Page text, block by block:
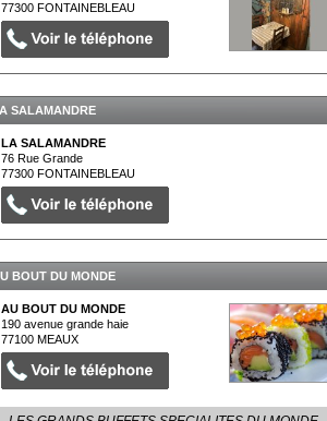
77300FONTAINEBLEAU
SALAMANDRE
LA SALAMANDRE
76 Rue Grande
77300FONTAINEBLEAU
BOUT DU MONDE
AU BOUT DU MONDE
190 avenue grande haie
77100MEAUX